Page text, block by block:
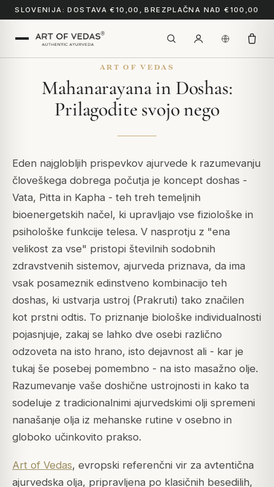
SLOVENIJA: DOSTAVA €10,00, BREZPLAČNA NAD €100,00
ART OF VEDAS
Mahanarayana in Doshas:
Prilagodite svojo nego
Eden najglobljih prispevkov ajurvede k razumevanju
človeškega dobrega počutja je koncept doshas -
Vata, Pitta in Kapha - teh treh temeljnih
bioenergetskih načel, ki upravljajo vse fiziološke in
psihološke funkcije telesa. V nasprotju z "ena
velikost za vse" pristopi številnih sodobnih
zdravstvenih sistemov, ajurveda priznava, da ima
vsak posameznik edinstveno kombinacijo teh
doshas, ki ustvarja ustroj (Prakruti) tako značilen
kot prstni odtis. To priznanje biološke individualnosti
pojasnjuje, zakaj se lahko dve osebi različno
odzoveta na isto hrano, isto dejavnost ali - kar je
tukaj še posebej pomembno - na isto masažno olje.
Razumevanje vaše doshične ustrojnosti in kako ta
sodeluje z tradicionalnimi ajurvedskimi olji spremeni
nanašanje olja iz mehanske rutine v osebno in
globoko učinkovito prakso.
Art of Vedas, evropski referenčni vir za avtentična
ajurvedska olja, pripravljena po klasičnih besedilih,